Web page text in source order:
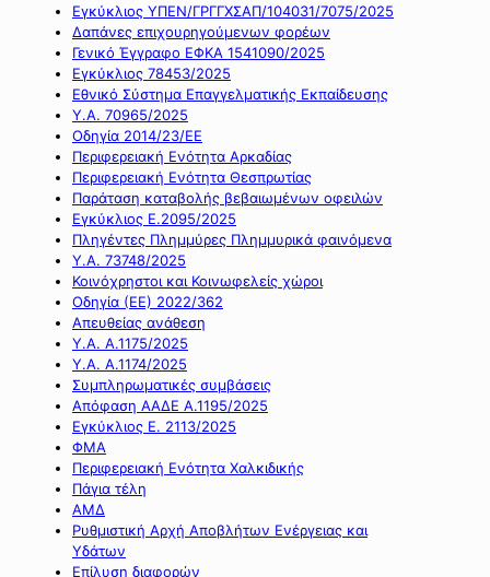
Εγκύκλιος ΥΠΕΝ/ΓΡΓΓΧΣΑΠ/104031/7075/2025
Δαπάνες επιχουρηγούμενων φορέων
Γενικό Έγγραφο ΕΦΚΑ 1541090/2025
Εγκύκλιος 78453/2025
Εθνικό Σύστημα Επαγγελματικής Εκπαίδευσης
Υ.Α. 70965/2025
Οδηγία 2014/23/ΕΕ
Περιφερειακή Ενότητα Αρκαδίας
Περιφερειακή Ενότητα Θεσπρωτίας
Παράταση καταβολής βεβαιωμένων οφειλών
Εγκύκλιος Ε.2095/2025
Πληγέντες Πλημμύρες Πλημμυρικά φαινόμενα
Υ.Α. 73748/2025
Κοινόχρηστοι και Κοινωφελείς χώροι
Οδηγία (ΕΕ) 2022/362
Απευθείας ανάθεση
Υ.Α. Α.1175/2025
Υ.Α. Α.1174/2025
Συμπληρωματικές συμβάσεις
Απόφαση ΑΑΔΕ Α.1195/2025
Εγκύκλιος Ε. 2113/2025
ΦΜΑ
Περιφερειακή Ενότητα Χαλκιδικής
Πάγια τέλη
ΑΜΔ
Ρυθμιστική Αρχή Αποβλήτων Ενέργειας και
Υδάτων
Επίλυση διαφορών